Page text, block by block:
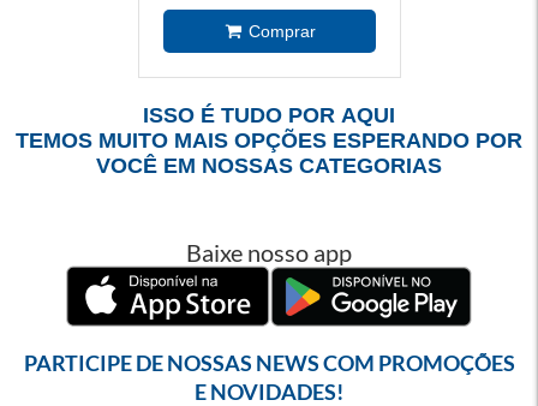
ISSO É TUDO POR AQUI
TEMOS MUITO MAIS OPÇÕES ESPERANDO POR
VOCÊ EM NOSSAS CATEGORIAS
Baixe nosso app
PARTICIPE DE NOSSAS NEWS COM PROMOÇÕES
E NOVIDADES!